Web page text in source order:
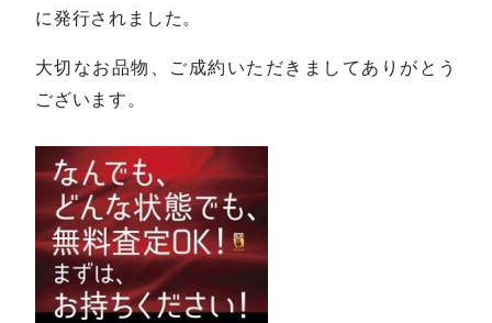
に発行されました。
大切なお品物、ご成約いただきましてありがとう
ございます。